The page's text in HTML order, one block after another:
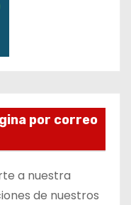
por correo
a nuestra
de nuestros